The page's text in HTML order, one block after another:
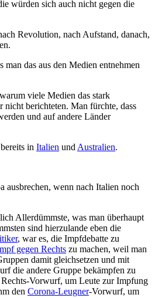
würden sich auch nicht gegen die
Revolution, nach Aufstand, danach,
das aus den Medien entnehmen
viele Medien das stark
nicht berichteten. Man fürchte, dass
und auf andere Länder
in Italien und Australien.
ausbrechen, wenn nach Italien noch
Allerdümmste, was man überhaupt
sind hierzulande eben die
, war es, die Impfdebatte zu
gegen Rechts zu machen, weil man
damit gleichsetzen und mit
die andere Gruppe bekämpfen zu
Vorwurf, um Leute zur Impfung
den Corona-Leugner-Vorwurf, um